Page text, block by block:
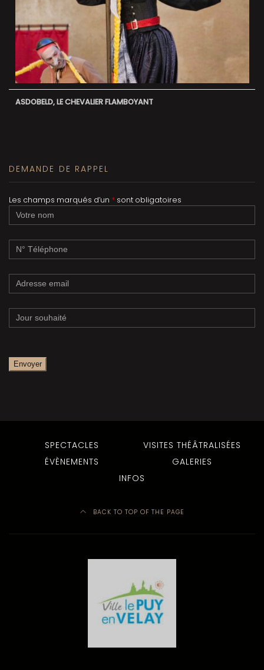
ASDOBELD, LE CHEVALIER FLAMBOYANT
DEMANDE DE RAPPEL
Les champs marqués d’un * sont obligatoires
SPECTACLES
VISITES THÉÂTRALISÉES
ÉVÈNEMENTS
GALERIES
INFOS
BACK TO TOP OF THE PAGE